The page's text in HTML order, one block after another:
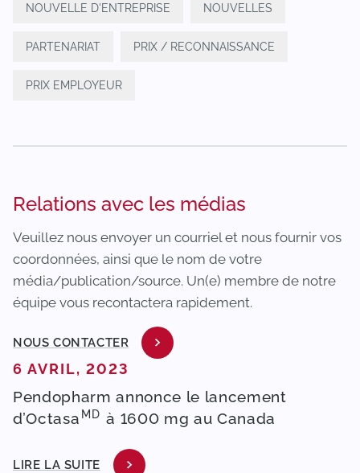
PUBLIÉ DANS
6 AVRIL, 2023
Pendopharm annonce le lancement
d’Octasa MD à 1600 mg au Canada
LIRE LA SUITE
NOUVELLE D'ENTREPRISE NOUVELLES
PARTENARIAT PRIX / RECONNAISSANCE
PRIX EMPLOYEUR
Relations avec les médias
Veuillez nous envoyer un courriel et nous fournir vos
coordonnées, ainsi que le nom de votre
média/publication/source. Un(e) membre de notre
équipe vous recontactera rapidement.
NOUS CONTACTER